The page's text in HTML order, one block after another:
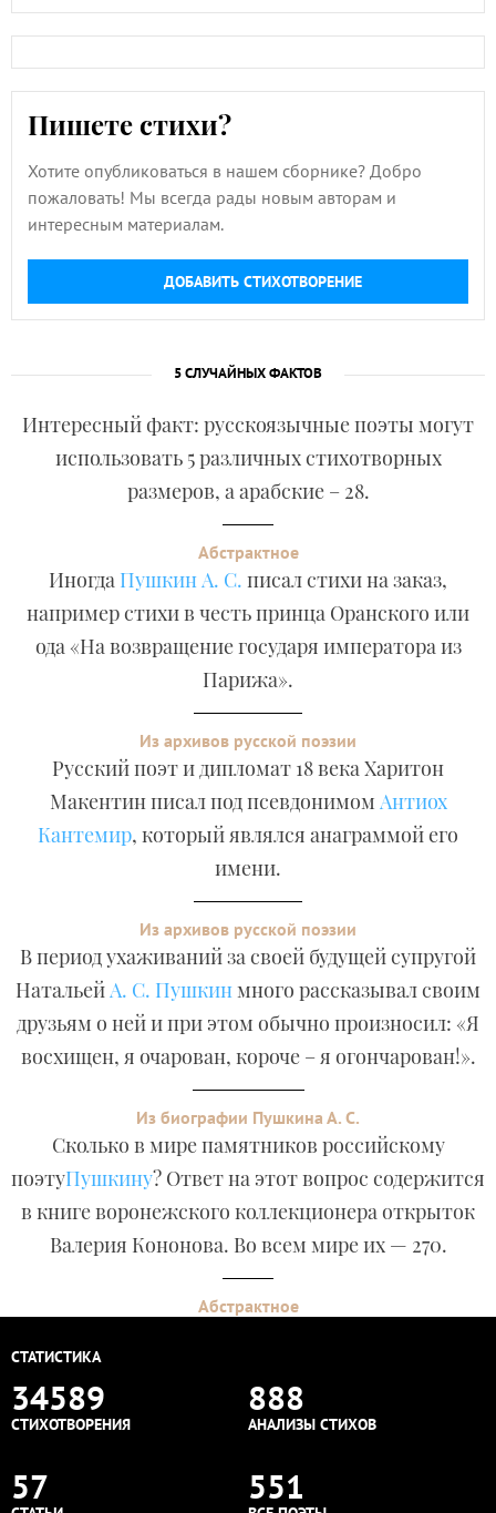
Пишете стихи?
Хотите опубликоваться в нашем сборнике? Добро
пожаловать! Мы всегда рады новым авторам и
интересным материалам.
ДОБАВИТЬ СТИХОТВОРЕНИЕ
5 СЛУЧАЙНЫХ ФАКТОВ
Интересный факт: русскоязычные поэты могут
использовать 5 различных стихотворных
размеров, а арабские – 28.
Абстрактное
Иногда Пушкин А. С. писал стихи на заказ,
например стихи в честь принца Оранского или
ода «На возвращение государя императора из
Парижа».
Из архивов русской поэзии
Русский поэт и дипломат 18 века Харитон
Макентин писал под псевдонимом Антиох
Кантемир, который являлся анаграммой его
имени.
Из архивов русской поэзии
В период ухаживаний за своей будущей супругой
НатальейА. С. Пушкинмного рассказывал своим
друзьям о ней и при этом обычно произносил: «Я
восхищен, я очарован, короче – я огончарован!».
Из биографии Пушкина А. С.
Сколько в мире памятников российскому
поэтуПушкину? Ответ на этот вопрос содержится
в книге воронежского коллекционера открыток
Валерия Кононова. Во всем мире их — 270.
Абстрактное
СТАТИСТИКА
34589
СТИХОТВОРЕНИЯ
888
АНАЛИЗЫ СТИХОВ
57 551